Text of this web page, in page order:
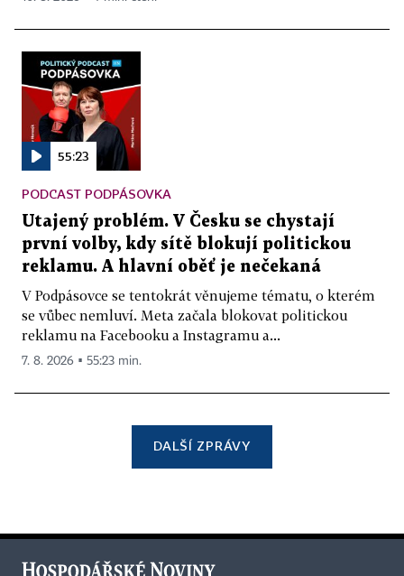
55:23
PODCAST PODPÁSOVKA
Utajený problém. V Česku se chystají
první volby, kdy sítě blokují politickou
reklamu. A hlavní oběť je nečekaná
V Podpásovce se tentokrát věnujeme tématu, o kterém
se vůbec nemluví. Meta začala blokovat politickou
reklamu na Facebooku a Instagramu a...
7. 8. 2026 ▪ 55:23 min.
DALŠÍ ZPRÁVY